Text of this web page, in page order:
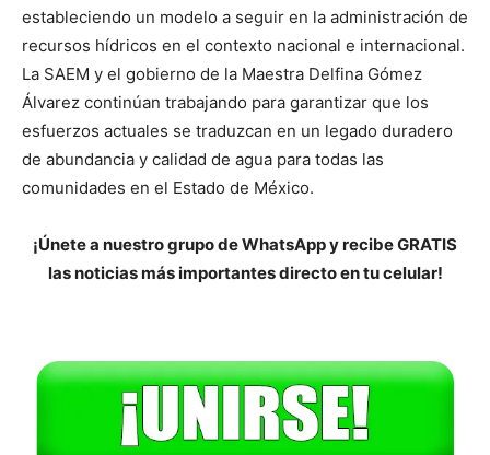
estableciendo un modelo a seguir en la administración de
recursos hídricos en el contexto nacional e internacional.
La SAEM y el gobierno de la Maestra Delfina Gómez
Álvarez continúan trabajando para garantizar que los
esfuerzos actuales se traduzcan en un legado duradero
de abundancia y calidad de agua para todas las
comunidades en el Estado de México.
¡Únete a nuestro grupo de WhatsApp y recibe GRATIS
las noticias más importantes directo en tu celular!